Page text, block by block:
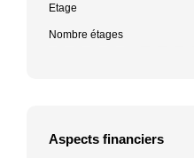
Etage
Nombre étages
Aspects financiers